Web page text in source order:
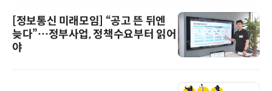
[정보통신 미래모임] “공고 뜬 뒤엔
늦다”…정부사업, 정책수요부터 읽어
야